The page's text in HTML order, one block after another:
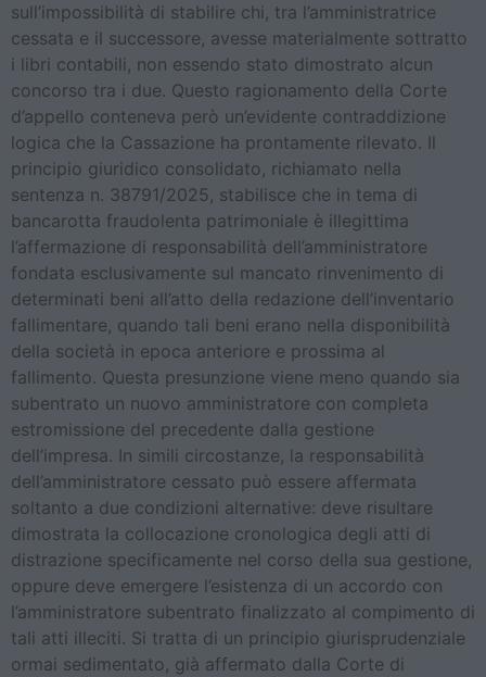
sull’impossibilità di stabilire chi, tra l’amministratrice
cessata e il successore, avesse materialmente sottratto
i libri contabili, non essendo stato dimostrato alcun
concorso tra i due. Questo ragionamento della Corte
d’appello conteneva però un’evidente contraddizione
logica che la Cassazione ha prontamente rilevato. Il
principio giuridico consolidato, richiamato nella
sentenza n. 38791/2025, stabilisce che in tema di
bancarotta fraudolenta patrimoniale è illegittima
l’affermazione di responsabilità dell’amministratore
fondata esclusivamente sul mancato rinvenimento di
determinati beni all’atto della redazione dell’inventario
fallimentare, quando tali beni erano nella disponibilità
della società in epoca anteriore e prossima al
fallimento. Questa presunzione viene meno quando sia
subentrato un nuovo amministratore con completa
estromissione del precedente dalla gestione
dell’impresa. In simili circostanze, la responsabilità
dell’amministratore cessato può essere affermata
soltanto a due condizioni alternative: deve risultare
dimostrata la collocazione cronologica degli atti di
distrazione specificamente nel corso della sua gestione,
oppure deve emergere l’esistenza di un accordo con
l’amministratore subentrato finalizzato al compimento di
tali atti illeciti. Si tratta di un principio giurisprudenziale
ormai sedimentato, già affermato dalla Corte di